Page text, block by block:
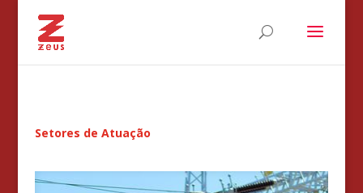
Setores de Atuação